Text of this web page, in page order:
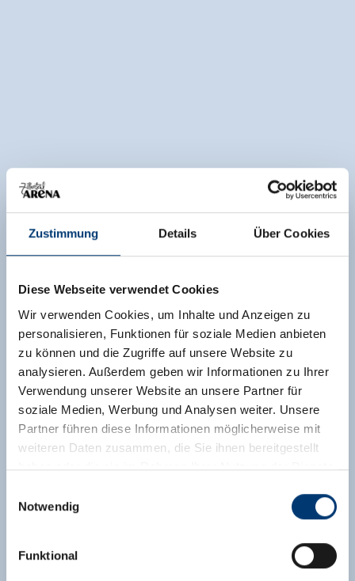
Zustimmung Details Über Cookies
Diese Webseite verwendet Cookies
Wir verwenden Cookies, um Inhalte und Anzeigen zu
personalisieren, Funktionen für soziale Medien anbieten
zu können und die Zugriffe auf unsere Website zu
analysieren. Außerdem geben wir Informationen zu Ihrer
Verwendung unserer Website an unsere Partner für
soziale Medien, Werbung und Analysen weiter. Unsere
Partner führen diese Informationen möglicherweise mit
weiteren Daten zusammen, die Sie ihnen bereitgestellt
haben oder die sie im Rahmen Ihrer Nutzung der Dienste
Rohr 23// A-6280 Zell am Ziller
Notwendig
Funktional